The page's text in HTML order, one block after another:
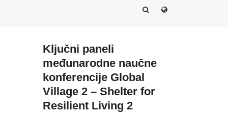
Ključni paneli
međunarodne naučne
konferencije Global
Village 2 – Shelter for
Resilient Living 2